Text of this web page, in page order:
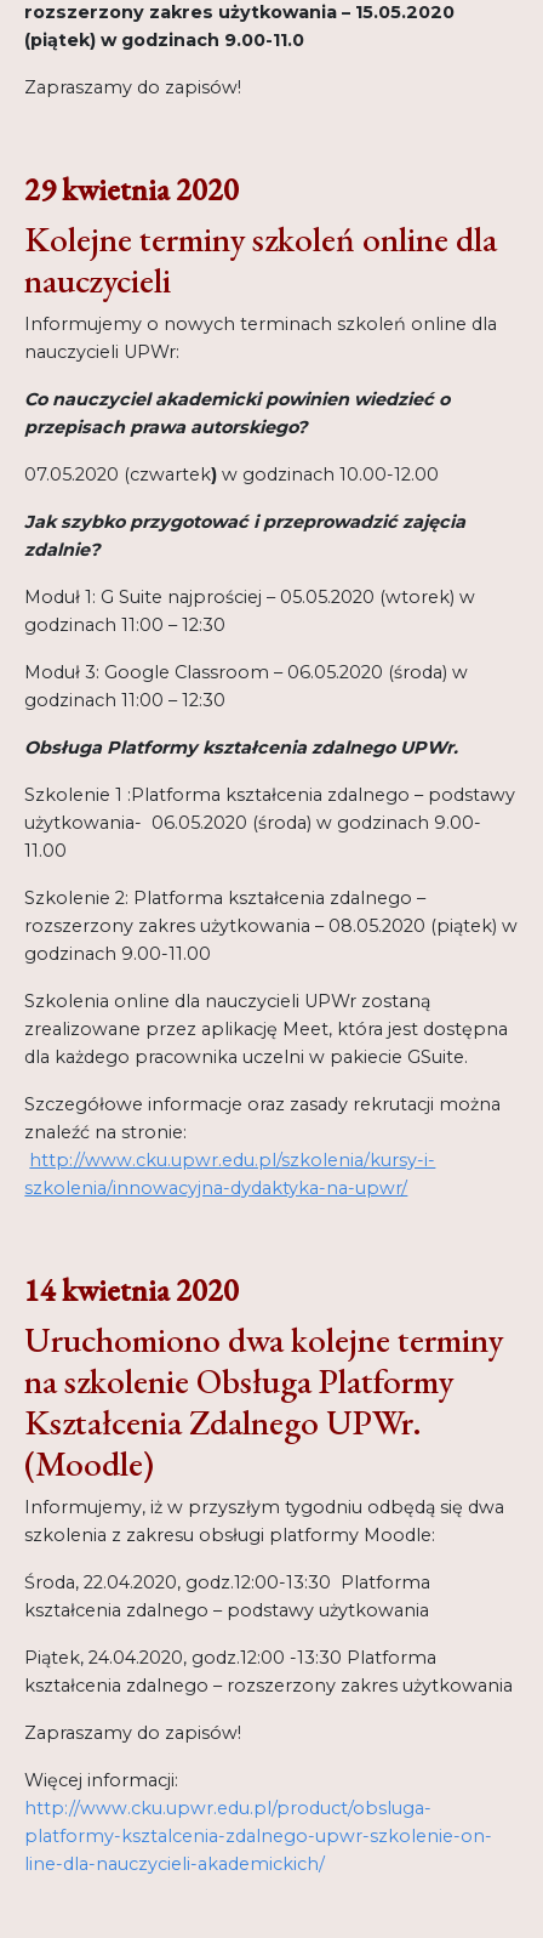
rozszerzony zakres użytkowania – 15.05.2020
(piątek) w godzinach 9.00-11.0
Zapraszamy do zapisów!
29 kwietnia 2020
Kolejne terminy szkoleń online dla
nauczycieli
Informujemy o nowych terminach szkoleń online dla
nauczycieli UPWr:
Co nauczyciel akademicki powinien wiedzieć o
przepisach prawa autorskiego?
07.05.2020 (czwartek) w godzinach 10.00-12.00
Jak szybko przygotować i przeprowadzić zajęcia
zdalnie?
Moduł 1: G Suite najprościej – 05.05.2020 (wtorek) w
godzinach 11:00 – 12:30
Moduł 3: Google Classroom – 06.05.2020 (środa) w
godzinach 11:00 – 12:30
Obsługa Platformy kształcenia zdalnego UPWr.
Szkolenie 1 :Platforma kształcenia zdalnego – podstawy
użytkowania- 06.05.2020 (środa) w godzinach 9.00-
11.00
Szkolenie 2: Platforma kształcenia zdalnego –
rozszerzony zakres użytkowania – 08.05.2020 (piątek) w
godzinach 9.00-11.00
Szkolenia online dla nauczycieli UPWr zostaną
zrealizowane przez aplikację Meet, która jest dostępna
dla każdego pracownika uczelni w pakiecie GSuite.
Szczegółowe informacje oraz zasady rekrutacji można
znaleźć na stronie:
http://www.cku.upwr.edu.pl/szkolenia/kursy-i-
szkolenia/innowacyjna-dydaktyka-na-upwr/
14 kwietnia 2020
Uruchomiono dwa kolejne terminy
na szkolenie Obsługa Platformy
Kształcenia Zdalnego UPWr.
(Moodle)
Informujemy, iż w przyszłym tygodniu odbędą się dwa
szkolenia z zakresu obsługi platformy Moodle:
Środa, 22.04.2020, godz.12:00-13:30 Platforma
kształcenia zdalnego – podstawy użytkowania
Piątek, 24.04.2020, godz.12:00 -13:30 Platforma
kształcenia zdalnego – rozszerzony zakres użytkowania
Zapraszamy do zapisów!
Więcej informacji:
http://www.cku.upwr.edu.pl/product/obsluga-
platformy-ksztalcenia-zdalnego-upwr-szkolenie-on-
line-dla-nauczycieli-akademickich/